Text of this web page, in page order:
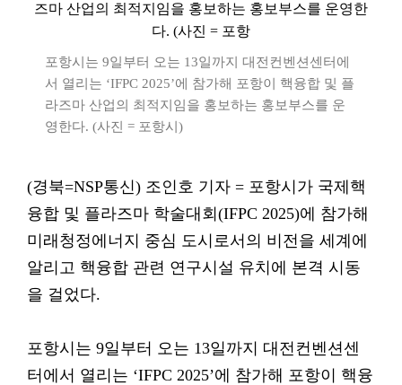
포항시는 9일부터 오는 13일까지 대전컨벤션센터에
서 열리는 ‘IFPC 2025’에 참가해 포항이 핵융합 및 플
라즈마 산업의 최적지임을 홍보하는 홍보부스를 운
영한다. (사진 = 포항시)
(경북=NSP통신) 조인호 기자 = 포항시가 국제핵
융합 및 플라즈마 학술대회(IFPC 2025)에 참가해
미래청정에너지 중심 도시로서의 비전을 세계에
알리고 핵융합 관련 연구시설 유치에 본격 시동
을 걸었다.
포항시는 9일부터 오는 13일까지 대전컨벤션센
터에서 열리는 ‘IFPC 2025’에 참가해 포항이 핵융